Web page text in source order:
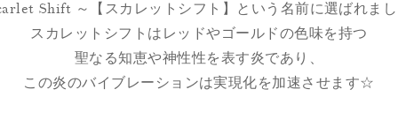
Shift ～【スカレットシフト】という名前に選ばれま
スカレットシフトはレッドやゴールドの色味を持つ
聖なる知恵や神性性を表す炎であり、
この炎のバイブレーションは実現化を加速させます☆